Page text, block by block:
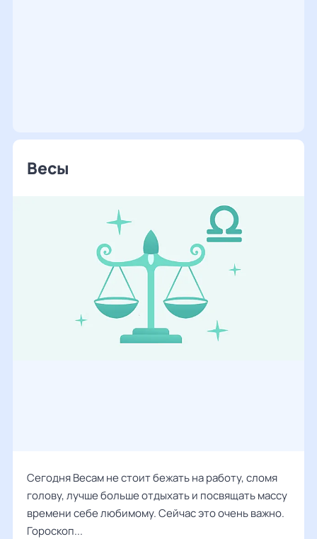
Весы
Сегодня Весам не стоит бежать на работу, сломя
голову, лучше больше отдыхать и посвящать массу
времени себе любимому. Сейчас это очень важно.
Гороскоп...